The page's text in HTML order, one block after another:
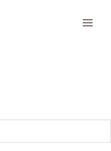
Eul